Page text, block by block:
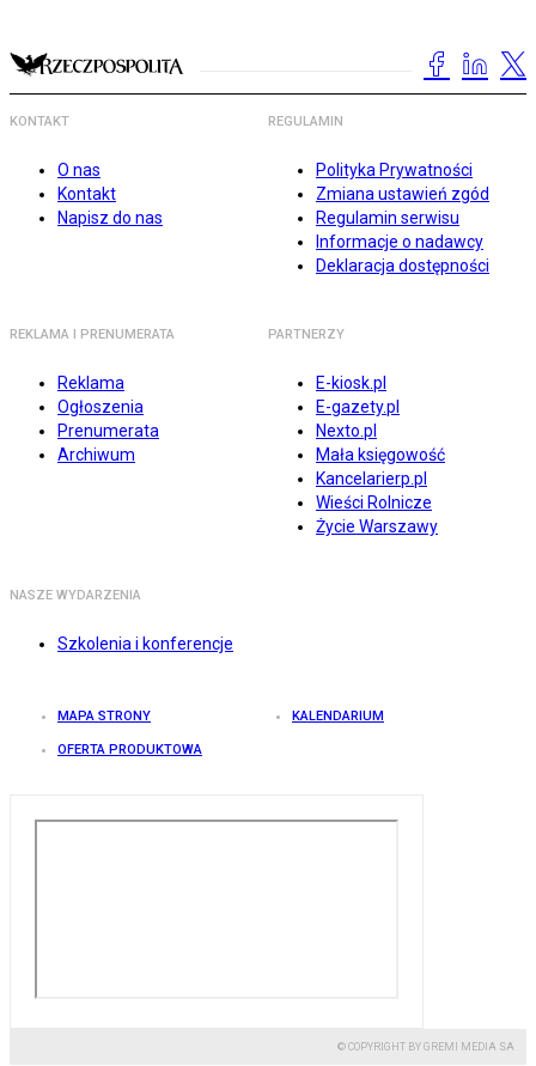
KONTAKT
O nas
Kontakt
Napisz do nas
REGULAMIN
Polityka Prywatności
Zmiana ustawień zgód
Regulamin serwisu
Informacje o nadawcy
Deklaracja dostępności
REKLAMA I PRENUMERATA
Reklama
Ogłoszenia
Prenumerata
Archiwum
PARTNERZY
E-kiosk.pl
E-gazety.pl
Nexto.pl
Mała księgowość
Kancelarierp.pl
Wieści Rolnicze
Życie Warszawy
NASZE WYDARZENIA
Szkolenia i konferencje
MAPA STRONY KALENDARIUM
OFERTA PRODUKTOWA
© COPYRIGHT BY GREMI MEDIA SA